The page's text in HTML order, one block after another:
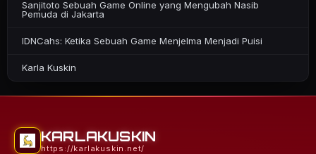
Sanjitoto Sebuah Game Online yang Mengubah Nasib
Pemuda di Jakarta
IDNCahs: Ketika Sebuah Game Menjelma Menjadi Puisi
Karla Kuskin
KARLAKUSKIN
https://karlakuskin.net/